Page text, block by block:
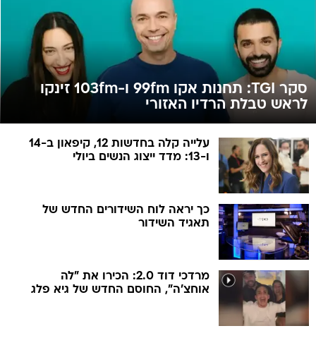
סקר TGI: תחנות אקו 99fm ו-103fm זינקו
לראש טבלת הרדיו האזורי
עלייה קלה בחדשות 12, קיפאון ב-14
ו-13: מדד ייצוג הנשים ביולי
כך יראה לוח השידורים החדש של
תאגיד השידור
מרדכי דוד 2.0: הכירו את "לה
אוחצ'ה", החוסם החדש של גיא פלג